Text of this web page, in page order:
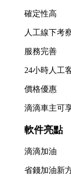
確定性高
人工線下考
服務完善
24小時人工
價格優惠
滴滴車主可
軟件亮點
滴滴加油
省錢加油新